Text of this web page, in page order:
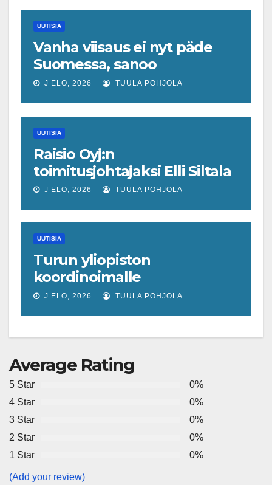
UUTISIA
Vanha viisaus ei nyt päde
Suomessa, sanoo
ekonomisti, joka odottaa
ripeämpää piristymistä
J ELO, 2026 TUULA POHJOLA
UUTISIA
Raisio Oyj:n
toimitusjohtajaksi Elli Siltala
J ELO, 2026 TUULA POHJOLA
UUTISIA
Turun yliopiston
koordinoimalle
tohtoriverkostolle 4,4
J ELO, 2026 TUULA POHJOLA
Average Rating
5 Star
0%
4 Star
0%
3 Star
0%
2 Star
0%
1 Star
0%
(Add your review)